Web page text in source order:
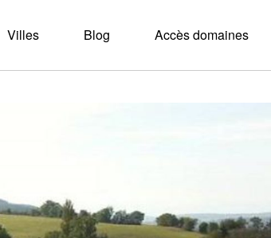
Villes Blog Accès domaines